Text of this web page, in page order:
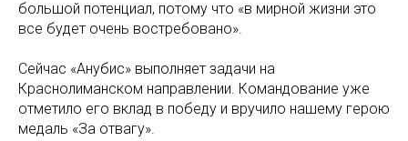
большой потенциал, потому что «в мирной жизни это
все будет очень востребовано».
Сейчас «Анубис» выполняет задачи на
Краснолиманском направлении. Командование уже
отметило его вклад в победу и вручило нашему герою
медаль «За отвагу».